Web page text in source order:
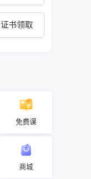
证书领取
免费课
商城